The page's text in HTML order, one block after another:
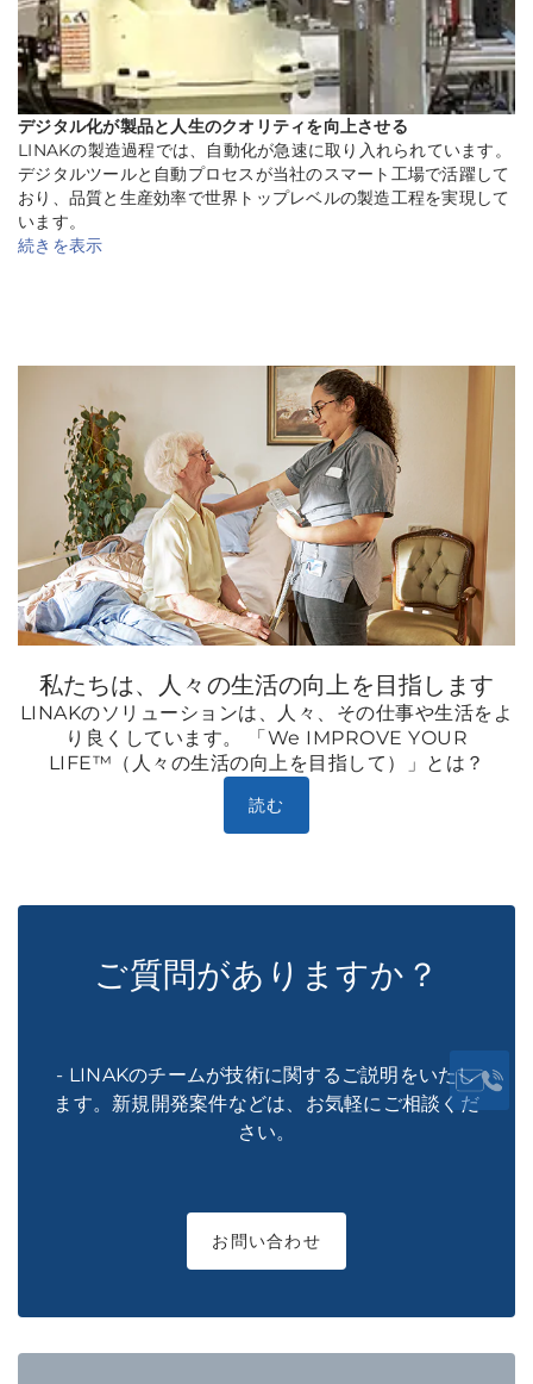
デジタル化が製品と人生のクオリティを向上させる
LINAKの製造過程では、自動化が急速に取り入れられています。
デジタルツールと自動プロセスが当社のスマート工場で活躍して
おり、品質と生産効率で世界トップレベルの製造工程を実現して
います。
続きを表示
私たちは、人々の生活の向上を目指します
LINAKのソリューションは、人々、その仕事や生活をよ
り良くしています。 「We IMPROVE YOUR
LIFE™（人々の生活の向上を目指して）」とは？
読む
ご質問がありますか？
- LINAKのチームが技術に関するご説明をいたし
ます。新規開発案件などは、お気軽にご相談くだ
さい。
お問い合わせ